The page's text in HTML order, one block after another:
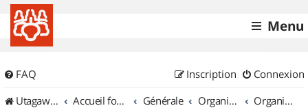
Menu
FAQ Connexion
Inscription
UtagawaVTT (Randos VTT et VTTAE avec traces GPS)
Accueil forum Générale Organisation de sorties & Recherche de partenaires Organisation de sorties en région Basse Normandie